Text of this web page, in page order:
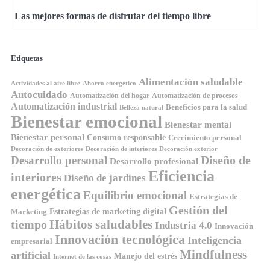
Las mejores formas de disfrutar del tiempo libre
Etiquetas
Actividades al aire libre Ahorro energético Alimentación saludable
Autocuidado Automatización del hogar Automatización de procesos
Automatización industrial Belleza natural Beneficios para la salud
Bienestar emocional Bienestar mental
Bienestar personal Consumo responsable Crecimiento personal
Decoración de exteriores Decoración de interiores Decoración exterior
Desarrollo personal Desarrollo profesional Diseño de
interiores Diseño de jardines Eficiencia
energéticaEquilibrio emocional Estrategias de
Marketing Estrategias de marketing digital Gestión del
tiempo Hábitos saludables Industria 4.0 Innovación
empresarial Innovación tecnológica Inteligencia
artificial Internet de las cosas Manejo del estrés Mindfulness